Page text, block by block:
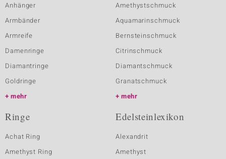
Anhänger
Armbänder
Armreife
Damenringe
Diamantringe
Goldringe
mehr
Amethystschmuck
Aquamarinschmuck
Bernsteinschmuck
Citrinschmuck
Diamantschmuck
Granatschmuck
mehr
Ringe
Achat Ring
Amethyst Ring
Edelsteinlexikon
Alexandrit
Amethyst